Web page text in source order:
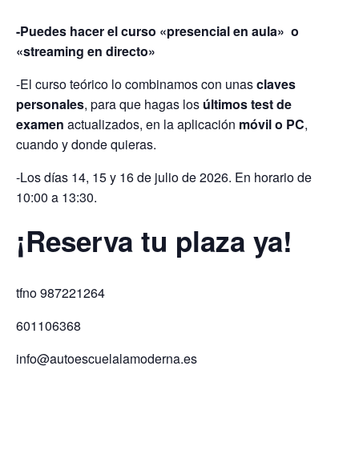
-Puedes hacer el curso «presencial en aula» o
«streaming en directo»
-El curso teórico lo combinamos con unasclaves
personales, para que hagas los últimos test de
examen actualizados, en la aplicación móvil o PC,
cuando y donde quieras.
-Los días 14, 15 y 16 de julio de 2026. En horario de
10:00 a 13:30.
¡Reserva tu plaza ya!
tfno 987221264
601106368
info@autoescuelalamoderna.es